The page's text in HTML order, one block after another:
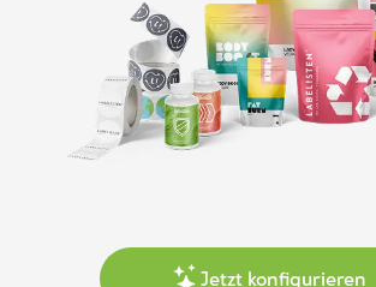
Jetzt konfigurieren